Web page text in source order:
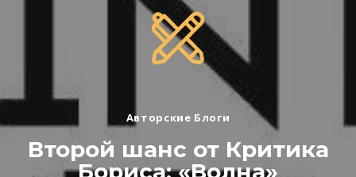
Авторские Блоги
Второй шанс от Критика
Бориса: «Волна»